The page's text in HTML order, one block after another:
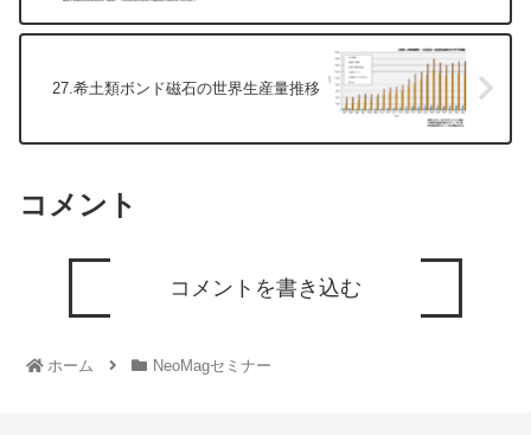
27.希土類ボンド磁石の世界生産量推移
コメント
コメントを書き込む
ホーム NeoMagセミナー